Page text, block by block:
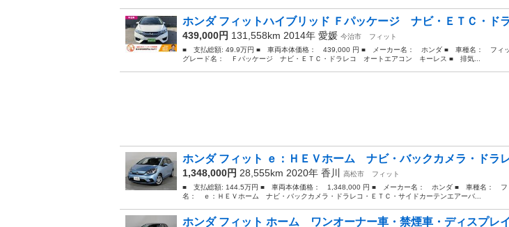
ホンダ フィットハイブリッド Ｆパッケージ ナビ・ＥＴＣ・ド
439,000円 131,558km 2014年 愛媛 今治市
フィット
■ 支払総額: 49.9万円 ■ 車両本体価格： 439,000 円 ■ メーカー名： ホンダ ■ 車種名： フィ
グレード名： Ｆパッケージ ナビ・ＥＴＣ・ドラレコ オートエアコン キーレス ■ 排気...
ホンダ フィット ｅ：ＨＥＶホーム ナビ・バックカメラ・ドラ
1,348,000円 28,555km 2020年 香川 高松市
フィット
■ 支払総額: 144.5万円 ■ 車両本体価格： 1,348,000 円 ■ メーカー名： ホンダ ■ 車種名： フ
名： ｅ：ＨＥＶホーム ナビ・バックカメラ・ドラレコ・ＥＴＣ・サイドカーテンエアーバ...
ホンダ フィット ホーム ワンオーナー車・禁煙車・ディスプレ